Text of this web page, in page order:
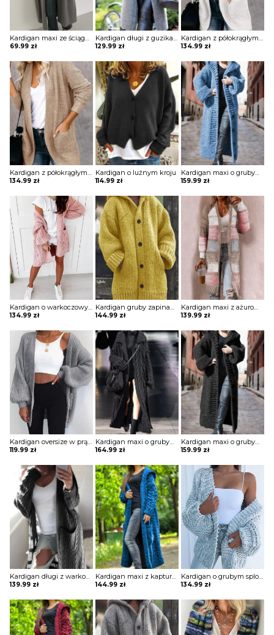
Kardigan maxi ze ściągaczami przy rękawach
69.99 zł
Kardigan długi z guzikami i kapturem
129.99 zł
Kardigan z półokrągłym dołem z kieszeniami
134.99 zł
Kardigan z półokrągłym dołem z kieszeniami
134.99 zł
Kardigan o luźnym kroju
114.99 zł
Kardigan maxi o grubym splocie z kapturem
159.99 zł
Kardigan o warkoczowym splocie z kieszeniami
134.99 zł
Kardigan gruby zapinany na guziki z kapturem
144.99 zł
Kardigan maxi z ażurowymi wstawkami
139.99 zł
Kardigan oversize w prążki
119.99 zł
Kardigan maxi o grubym warkoczowym splocie z kołnierzem
164.99 zł
Kardigan maxi o grubym splocie z kapturem
159.99 zł
Kardigan długi z warkoczowym splotem z kieszeniami
139.99 zł
Kardigan maxi z kapturem o grubym warkoczowym splocie
144.99 zł
Kardigan o grubym splocie z szerokimi rękawami
134.99 zł